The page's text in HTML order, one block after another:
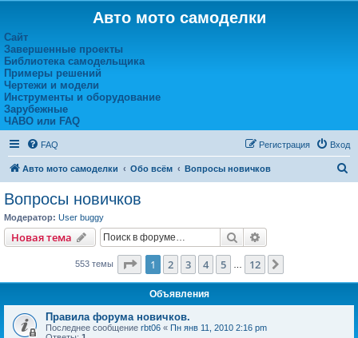
Авто мото самоделки
Сайт
Завершенные проекты
Библиотека самодельщика
Примеры решений
Чертежи и модели
Инструменты и оборудование
Зарубежные
ЧАВО или FAQ
FAQ Вход
Регистрация
Авто мото самоделки Обо всём Вопросы новичков
Вопросы новичков
Модератор: User buggy
Новая тема Поиск
553 темы Страница из 12
1 2 3 4 5 12
Объявления
Правила форума новичков.
Последнее сообщение rbt06 « Пн янв 11, 2010 2:16 pm